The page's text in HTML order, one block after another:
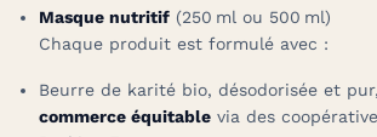
Masque nutritif (250 ml ou 500 ml)
Chaque produit est formulé avec :
Beurre de karité bio, désodorisée et
commerce équitable via des